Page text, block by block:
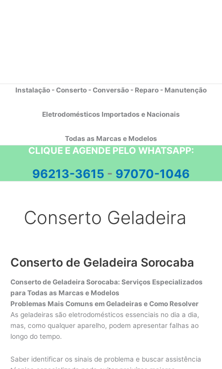
Instalação - Conserto - Conversão - Reparo - Manutenção
Eletrodomésticos Importados e Nacionais
Todas as Marcas e Modelos
CLIQUE E AGENDE PELO WHATSAPP:
96213-3615 - 97070-1046
Conserto Geladeira
Conserto de Geladeira Sorocaba
Conserto de Geladeira Sorocaba: Serviços Especializados
para Todas as Marcas e Modelos
Problemas Mais Comuns em Geladeiras e Como Resolver
As geladeiras são eletrodomésticos essenciais no dia a dia,
mas, como qualquer aparelho, podem apresentar falhas ao
longo do tempo.
Saber identificar os sinais de problema e buscar assistência